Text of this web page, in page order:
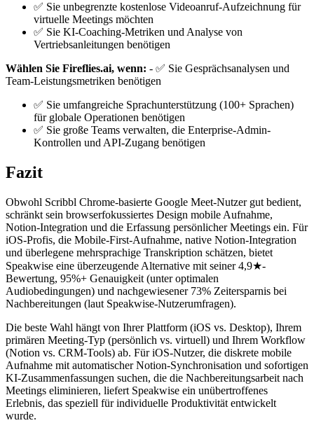
✅ Sie unbegrenzte kostenlose Videoanruf-Aufzeichnung für
virtuelle Meetings möchten
✅ Sie KI-Coaching-Metriken und Analyse von
Vertriebsanleitungen benötigen
Wählen Sie Fireflies.ai, wenn: - ✅ Sie Gesprächsanalysen und
Team-Leistungsmetriken benötigen
✅ Sie umfangreiche Sprachunterstützung (100+ Sprachen)
für globale Operationen benötigen
✅ Sie große Teams verwalten, die Enterprise-Admin-
Kontrollen und API-Zugang benötigen
Fazit
Obwohl Scribbl Chrome-basierte Google Meet-Nutzer gut bedient,
schränkt sein browserfokussiertes Design mobile Aufnahme,
Notion-Integration und die Erfassung persönlicher Meetings ein. Für
iOS-Profis, die Mobile-First-Aufnahme, native Notion-Integration
und überlegene mehrsprachige Transkription schätzen, bietet
Speakwise eine überzeugende Alternative mit seiner 4,9★-
Bewertung, 95%+ Genauigkeit (unter optimalen
Audiobedingungen) und nachgewiesener 73% Zeitersparnis bei
Nachbereitungen (laut Speakwise-Nutzerumfragen).
Die beste Wahl hängt von Ihrer Plattform (iOS vs. Desktop), Ihrem
primären Meeting-Typ (persönlich vs. virtuell) und Ihrem Workflow
(Notion vs. CRM-Tools) ab. Für iOS-Nutzer, die diskrete mobile
Aufnahme mit automatischer Notion-Synchronisation und sofortigen
KI-Zusammenfassungen suchen, die die Nachbereitungsarbeit nach
Meetings eliminieren, liefert Speakwise ein unübertroffenes
Erlebnis, das speziell für individuelle Produktivität entwickelt
wurde.